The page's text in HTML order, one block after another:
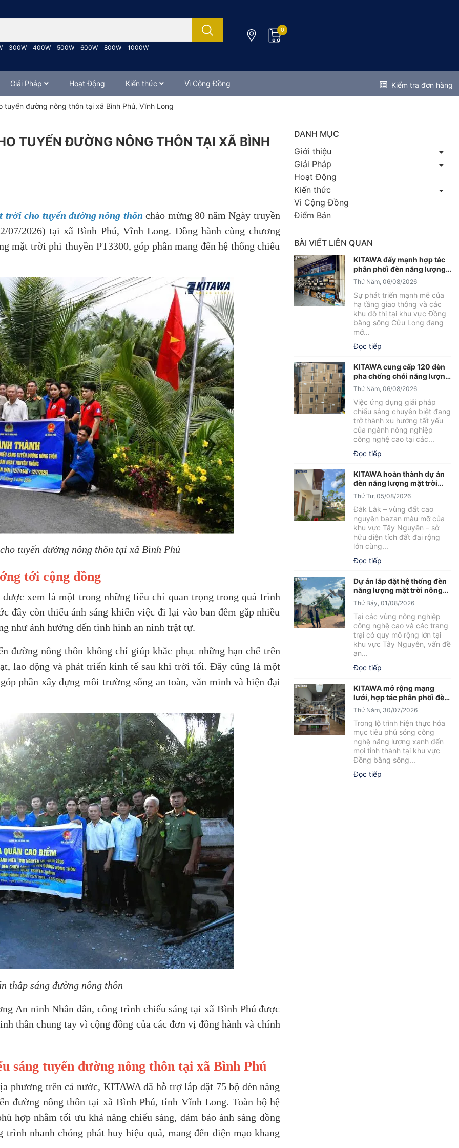
300W 400W 500W 600W 800W 1000W
0
Giải Pháp Hoạt Động Kiến thức Vì Cộng Đồng Kiểm tra đơn hàng
đường nông thôn tại xã Bình Phú, Vĩnh Long
TUYẾN ĐƯỜNG NÔNG THÔN TẠI XÃ BÌNH
trời cho tuyến đường nông thôn chào mừng 80 năm Ngày truyền
2026) tại xã Bình Phú, Vĩnh Long. Đồng hành cùng chương
mặt trời phi thuyền PT3300, góp phần mang đến hệ thống chiếu
tuyến đường nông thôn tại xã Bình Phú
tới cộng đồng
được xem là một trong những tiêu chí quan trọng trong quá trình
đây còn thiếu ánh sáng khiến việc đi lại vào ban đêm gặp nhiều
như ảnh hưởng đến tình hình an ninh trật tự.
đường nông thôn không chỉ giúp khắc phục những hạn chế trên
lao động và phát triển kinh tế sau khi trời tối. Đây cũng là một
phần xây dựng môi trường sống an toàn, văn minh và hiện đại
thắp sáng đường nông thôn
An ninh Nhân dân, công trình chiếu sáng tại xã Bình Phú được
thần chung tay vì cộng đồng của các đơn vị đồng hành và chính
sáng tuyến đường nông thôn tại xã Bình Phú
phương trên cả nước, KITAWA đã hỗ trợ lắp đặt 75 bộ đèn năng
đường nông thôn tại xã Bình Phú, tỉnh Vĩnh Long. Toàn bộ hệ
hợp nhằm tối ưu khả năng chiếu sáng, đảm bảo ánh sáng đồng
nhanh chóng phát huy hiệu quả, mang đến diện mạo khang
DANH MỤC
Giới thiệu
Giải Pháp
Hoạt Động
Kiến thức
Vì Cộng Đồng
Điểm Bán
BÀI VIẾT LIÊN QUAN
KITAWA đẩy mạnh hợp tác
phân phối đèn năng lượng
mặt trời An Giang
Thứ Năm, 06/08/2026
Sự phát triển mạnh mẽ của
hạ tầng giao thông và các
khu đô thị tại khu vực Đồng
bằng sông Cửu Long đang
mở...
Đọc tiếp
KITAWA cung cấp 120 đèn
pha chống chói năng lượng
mặt trời cho trại tôm Bạc
Thứ Năm, 06/08/2026
Việc ứng dụng giải pháp
chiếu sáng chuyên biệt đang
trở thành xu hướng tất yếu
của ngành nông nghiệp
công nghệ cao tại các...
Đọc tiếp
KITAWA hoàn thành dự án
đèn năng lượng mặt trời
sân vườn UFO 600W tại
Đắk Lắk
Thứ Tư, 05/08/2026
Đắk Lắk – vùng đất cao
nguyên bazan màu mỡ của
khu vực Tây Nguyên – sở
hữu diện tích đất đai rộng
lớn cùng...
Đọc tiếp
Dự án lắp đặt hệ thống đèn
năng lượng mặt trời nông
trại tại Đắk Lắk
Thứ Bảy, 01/08/2026
Tại các vùng nông nghiệp
công nghệ cao và các trang
trại có quy mô rộng lớn tại
khu vực Tây Nguyên, vấn đề
an...
Đọc tiếp
KITAWA mở rộng mạng
lưới, hợp tác phân phối đèn
năng lượng mặt trời tại Sóc
Thứ Năm, 30/07/2026
Trong lộ trình hiện thực hóa
mục tiêu phủ sóng công
nghệ năng lượng xanh đến
mọi tỉnh thành tại khu vực
Đồng bằng sông...
Đọc tiếp